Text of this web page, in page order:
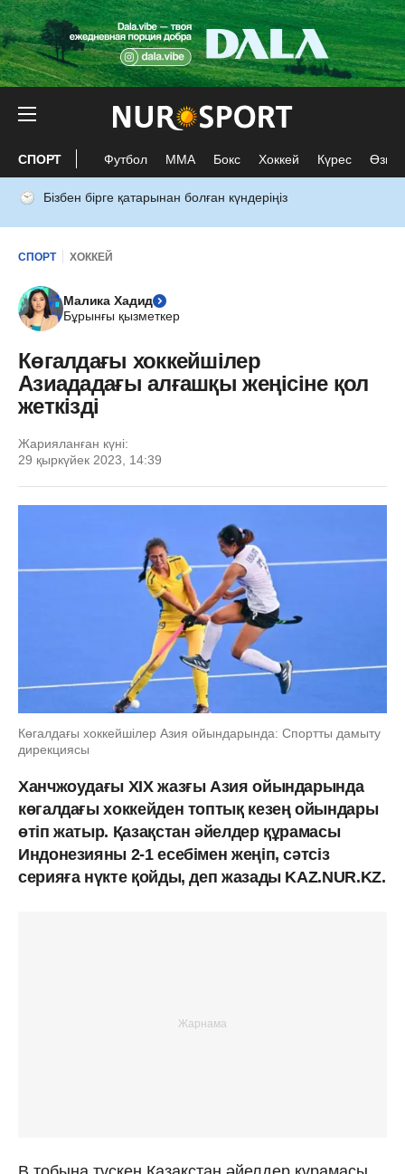
СПОРТ Футбол ММА Бокс Хоккей Күрес Өзге
Бізбен бірге қатарынан болған күндеріңіз
СПОРТ ХОККЕЙ
Малика Хадид
Бұрынғы қызметкер
Көгалдағы хоккейшілер
Азиададағы алғашқы жеңісіне қол
жеткізді
Жарияланған күні:
29 қыркүйек 2023, 14:39
Көгалдағы хоккейшілер Азия ойындарында: Спортты дамыту
дирекциясы
Ханчжоудағы ХІХ жазғы Азия ойындарында
көгалдағы хоккейден топтық кезең ойындары
өтіп жатыр. Қазақстан әйелдер құрамасы
Индонезияны 2-1 есебімен жеңіп, сәтсіз
серияға нүкте қойды, деп жазады KAZ.NUR.KZ.